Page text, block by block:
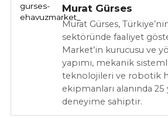
Murat Gürses
Murat Gürses,
sektöründe faaliyet
Market’in kurucusu ve
yapımı, mekanik
teknolojileri ve robotik
ekipmanları alanında 25
deneyime sahiptir.